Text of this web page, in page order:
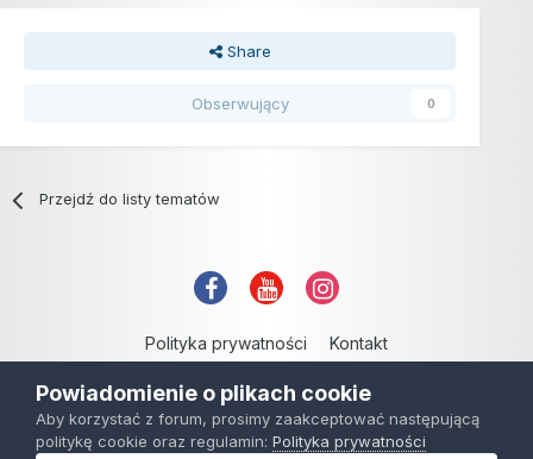
Share
Obserwujący 0
Przejdź do listy tematów
Polityka prywatności Kontakt
Powered by Invision Community
Powiadomienie o plikach cookie
Aby korzystać z forum, prosimy zaakceptować następującą
politykę cookie oraz regulamin: Polityka prywatności